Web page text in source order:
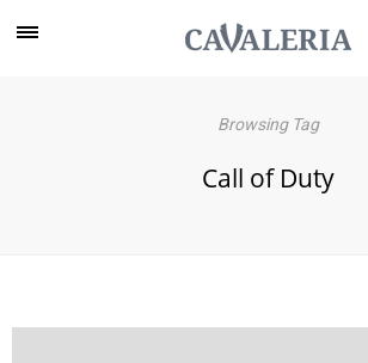
Browsing Tag
Call of Duty